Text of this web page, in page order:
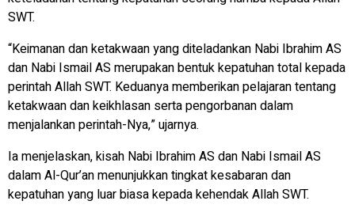
SWT.
“Keimanan dan ketakwaan yang diteladankan Nabi Ibrahim AS
dan Nabi Ismail AS merupakan bentuk kepatuhan total kepada
perintah Allah SWT. Keduanya memberikan pelajaran tentang
ketakwaan dan keikhlasan serta pengorbanan dalam
menjalankan perintah-Nya,” ujarnya.
Ia menjelaskan, kisah Nabi Ibrahim AS dan Nabi Ismail AS
dalam Al-Qur’an menunjukkan tingkat kesabaran dan
kepatuhan yang luar biasa kepada kehendak Allah SWT.